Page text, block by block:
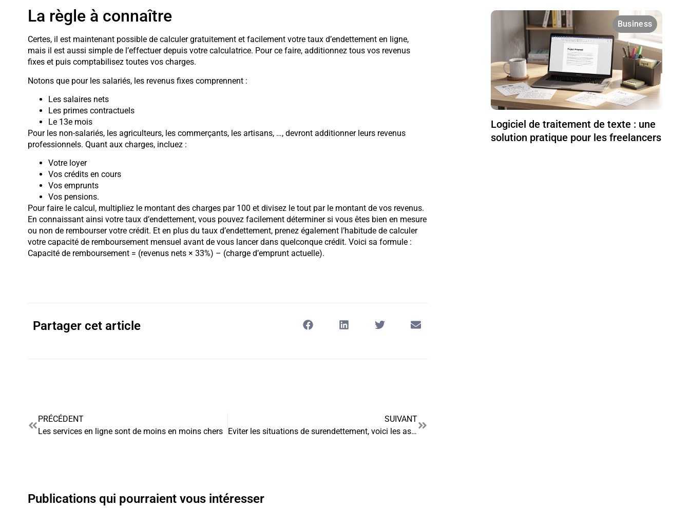
La règle à connaître
Certes, il est maintenant possible de calculer gratuitement et facilement votre taux d’endettement en ligne,
mais il est aussi simple de l’effectuer depuis votre calculatrice. Pour ce faire, additionnez tous vos revenus
fixes et puis comptabilisez toutes vos charges.
Notons que pour les salariés, les revenus fixes comprennent :
Les salaires nets
Les primes contractuels
Le 13e mois
Pour les non-salariés, les agriculteurs, les commerçants, les artisans, …, devront additionner leurs revenus
professionnels. Quant aux charges, incluez :
Votre loyer
Vos crédits en cours
Vos emprunts
Vos pensions.
Pour faire le calcul, multipliez le montant des charges par 100 et divisez le tout par le montant de vos revenus.
En connaissant ainsi votre taux d’endettement, vous pouvez facilement déterminer si vous êtes bien en mesure
ou non de rembourser votre crédit. Et en plus du taux d’endettement, prenez également l’habitude de calculer
votre capacité de remboursement mensuel avant de vous lancer dans quelconque crédit. Voici sa formule :
Capacité de remboursement = (revenus nets × 33%) – (charge d’emprunt actuelle).
Partager cet article
PRÉCÉDENT
Les services en ligne sont de moins en moins chers
SUIVANT
Eviter les situations de surendettement, voici les astuces !
Publications qui pourraient vous intéresser
Business
Logiciel de traitement de texte : une
solution pratique pour les freelancers